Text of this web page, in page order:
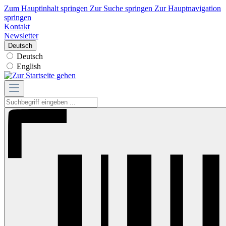
Zum Hauptinhalt springen Zur Suche springen Zur Hauptnavigation
springen
Kontakt
Newsletter
Deutsch
Deutsch
English